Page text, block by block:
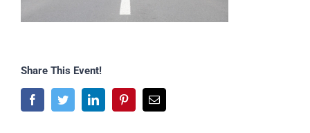
Share This Event!
FacebookTwitterLinkedInPinterestE-
Mail